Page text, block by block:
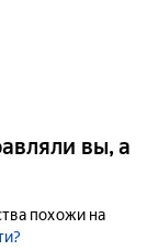
вы, а
похожи на